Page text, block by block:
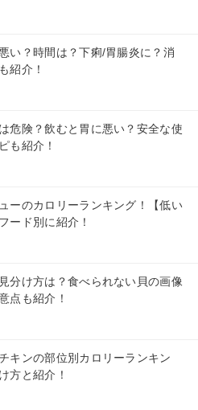
い？時間は？下痢/胃腸炎に？消
紹介！
危険？飲むと胃に悪い？安全な使
も紹介！
ーのカロリーランキング！【低い
ード別に紹介！
分け方は？食べられない貝の画像
点も紹介！
キンの部位別カロリーランキン
方と紹介！